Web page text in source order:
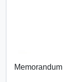
Memorandum